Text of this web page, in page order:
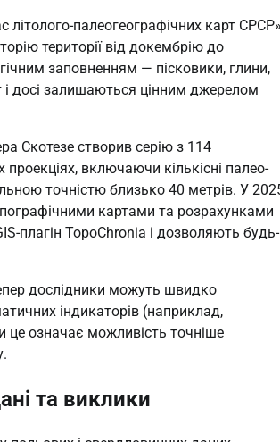
літолого-палеогеографічних карт
території від докембрію до
заповненням — пісковики, глини,
і досі залишаються цінним джерелом
Скотезе створив серію з 114
проекціях, включаючи кількісні палео-
точністю близько 40 метрів. У
картами та розрахунками
плагін TopoChronia і дозволяють будь-
дослідники можуть швидко
індикаторів (наприклад,
це означає можливість точніше
та виклики